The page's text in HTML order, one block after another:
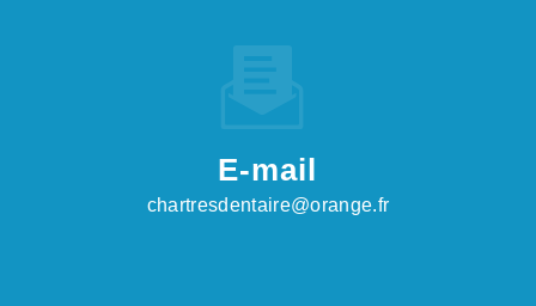
E-mail
chartresdentaire@orange.fr